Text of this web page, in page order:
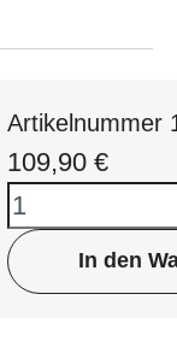
Artikelnummer
109,90 €
In den